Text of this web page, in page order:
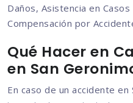
Daños, Asistencia en
Compensación por
Qué Hacer en
en San
En caso de un accidente en